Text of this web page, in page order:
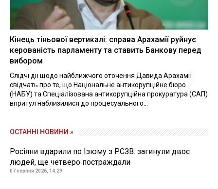
Кінець тіньової вертикалі: справа Арахамії руйнує
керованість парламенту та ставить Банкову перед
вибором
Слідчі дії щодо найближчого оточення Давида Арахамії
свідчать про те, що Національне антикорупційне бюро
(НАБУ) та Спеціалізована антикорупційна прокуратура (САП)
впритул наблизилися до процесуального...
ОСТАННІ НОВИНИ »
Росіяни вдарили по Ізюму з РСЗВ: загинули двоє
людей, ще четверо постраждали
07 серпня 2026, 14:29